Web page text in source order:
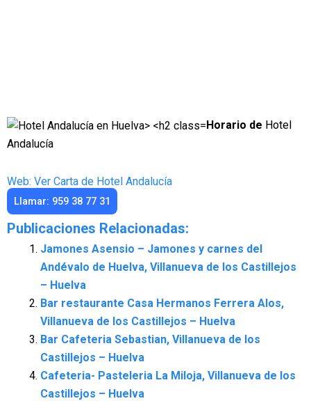
Horario de Hotel
Andalucía
Web: Ver Carta de Hotel Andalucía
Llamar: 959 38 77 31
Publicaciones Relacionadas:
Jamones Asensio – Jamones y carnes del
Andévalo de Huelva, Villanueva de los Castillejos
– Huelva
Bar restaurante Casa Hermanos Ferrera Alos,
Villanueva de los Castillejos – Huelva
Bar Cafeteria Sebastian, Villanueva de los
Castillejos – Huelva
Cafeteria- Pasteleria La Miloja, Villanueva de los
Castillejos – Huelva